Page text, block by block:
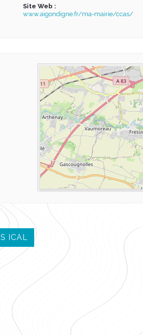
Site Web :
www.aigondigne.fr/ma-mairie/ccas/
ICAL